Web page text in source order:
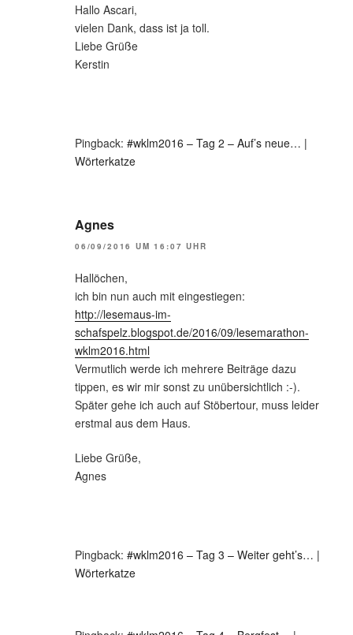
Hallo Ascari,
vielen Dank, dass ist ja toll.
Liebe Grüße
Kerstin
Pingback: #wklm2016 – Tag 2 – Auf’s neue… |
Wörterkatze
Agnes
06/09/2016 UM 16:07 UHR
Hallöchen,
ich bin nun auch mit eingestiegen:
http://lesemaus-im-
schafspelz.blogspot.de/2016/09/lesemarathon-
wklm2016.html
Vermutlich werde ich mehrere Beiträge dazu
tippen, es wir mir sonst zu unübersichtlich :-).
Später gehe ich auch auf Stöbertour, muss leider
erstmal aus dem Haus.
Liebe Grüße,
Agnes
Pingback: #wklm2016 – Tag 3 – Weiter geht’s… |
Wörterkatze